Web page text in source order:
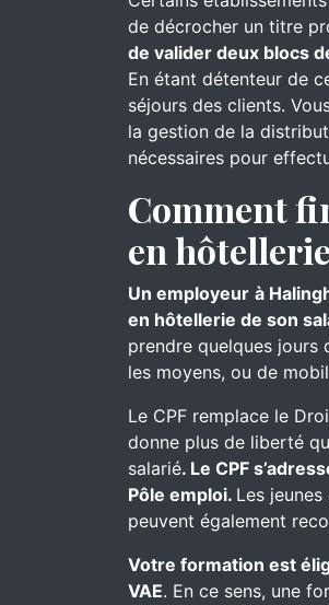
de décrocher un titre
de valider deux blocs
En étant détenteur de
séjours des clients.
la gestion de la
nécessaires pour
Comment
en
Un employeur à
en hôtellerie de son
prendre quelques jours
les moyens, ou de
Le CPF remplace le
donne plus de liberté
salarié. Le CPF
Pôle emploi. Les
peuvent également
Votre formation est
VAE. En ce sens, une